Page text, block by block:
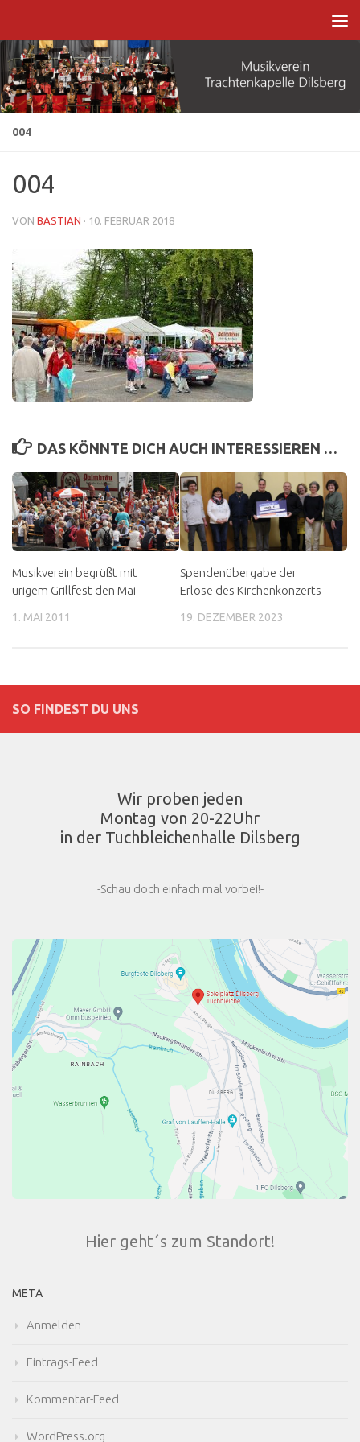
004
004
VON BASTIAN · 10. FEBRUAR 2018
DAS KÖNNTE DICH AUCH INTERESSIEREN …
Musikverein begrüßt mit
urigem Grillfest den Mai
1. MAI 2011
Spendenübergabe der
Erlöse des Kirchenkonzerts
19. DEZEMBER 2023
SO FINDEST DU UNS
Wir proben jeden
Montag von 20-22Uhr
in der Tuchbleichenhalle Dilsberg
-Schau doch einfach mal vorbei!-
Hier geht´s zum Standort!
META
Anmelden
Eintrags-Feed
Kommentar-Feed
WordPress.org